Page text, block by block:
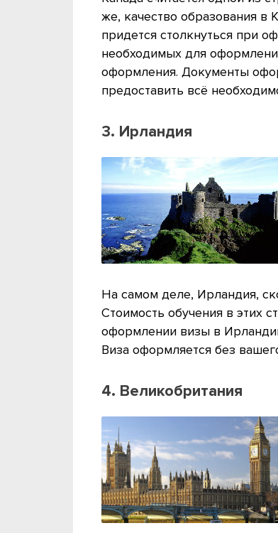
же, качество образования в
придется столкнуться при
необходимых для
оформления. Документы
предоставить всё
3. Ирландия
На самом деле, Ирландия,
Стоимость обучения в этих
оформлении визы в
Виза оформляется без
4. Великобритания